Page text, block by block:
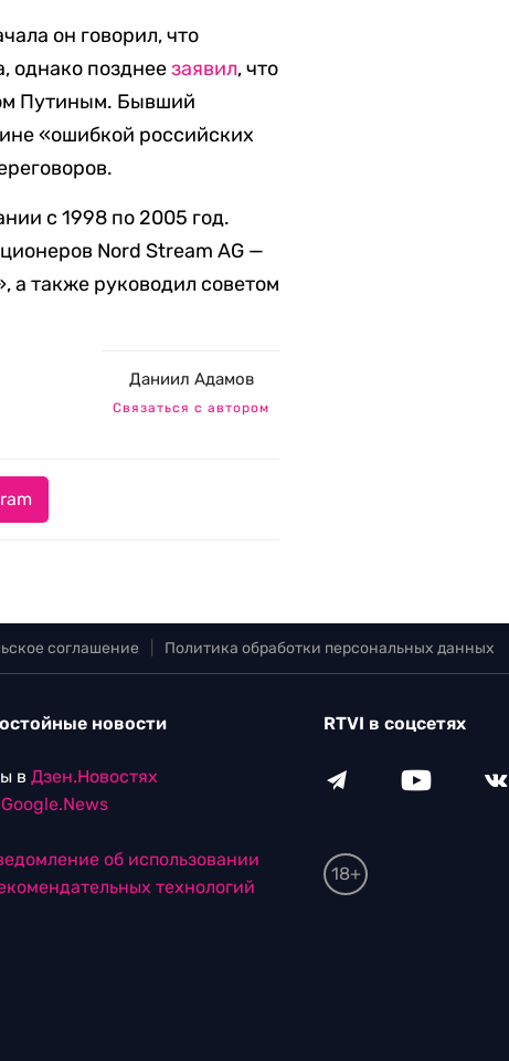
он говорил, что
однако позднеезаявил, что
Путиным. Бывший
«ошибкой российских
с 1998 по 2005 год.
Nord Stream AG —
а также руководил советом
Даниил Адамов
Связаться с автором
соглашение Политика обработки персональных данных
новости
в Дзен.Новостях
Google.News
об использовании
технологий
RTVI в соцсетях
18+